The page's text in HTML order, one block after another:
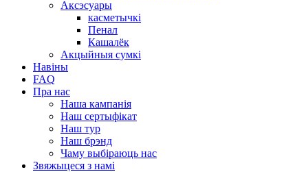
Аксэсуары
касметычкі
Пенал
Кашалёк
Акцыйныя сумкі
Навіны
FAQ
Пра нас
Наша кампанія
Наш сертыфікат
Наш тур
Наш брэнд
Чаму выбіраюць нас
Звяжыцеся з намі